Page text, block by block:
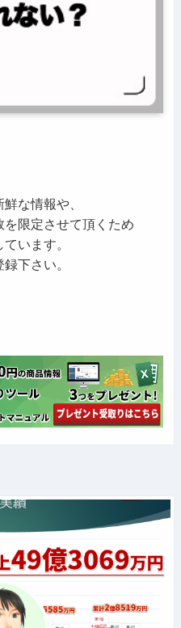
な情報や、
限定させて頂くため
います。
下さい。